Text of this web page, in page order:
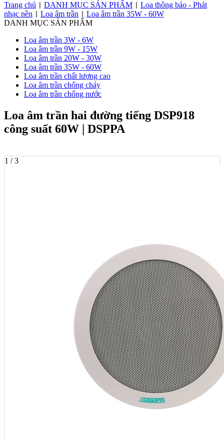
Trang chủ
DANH MỤC SẢN PHẨM
Loa thông báo - Phát
nhạc nền
Loa âm trần
Loa âm trần 35W - 60W
DANH MỤC SẢN PHẨM
Loa âm trần 3W - 6W
Loa âm trần 9W - 15W
Loa âm trần 20W - 30W
Loa âm trần 35W - 60W
Loa âm trần chất lượng cao
Loa âm trần chống cháy
Loa âm trần chống nước
Loa âm trần hai đường tiếng DSP918
công suất 60W | DSPPA
1 / 3